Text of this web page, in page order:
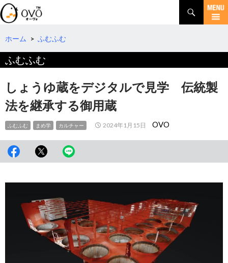
検
索
コ
テ
へ
ホーム > ふむふむ
ふむふむ
しょうゆ蔵をデジタルで見学 伝統製
法を継承する御用蔵
ふむふむ まめ学 カルチャー 2024年1月15日 OVO